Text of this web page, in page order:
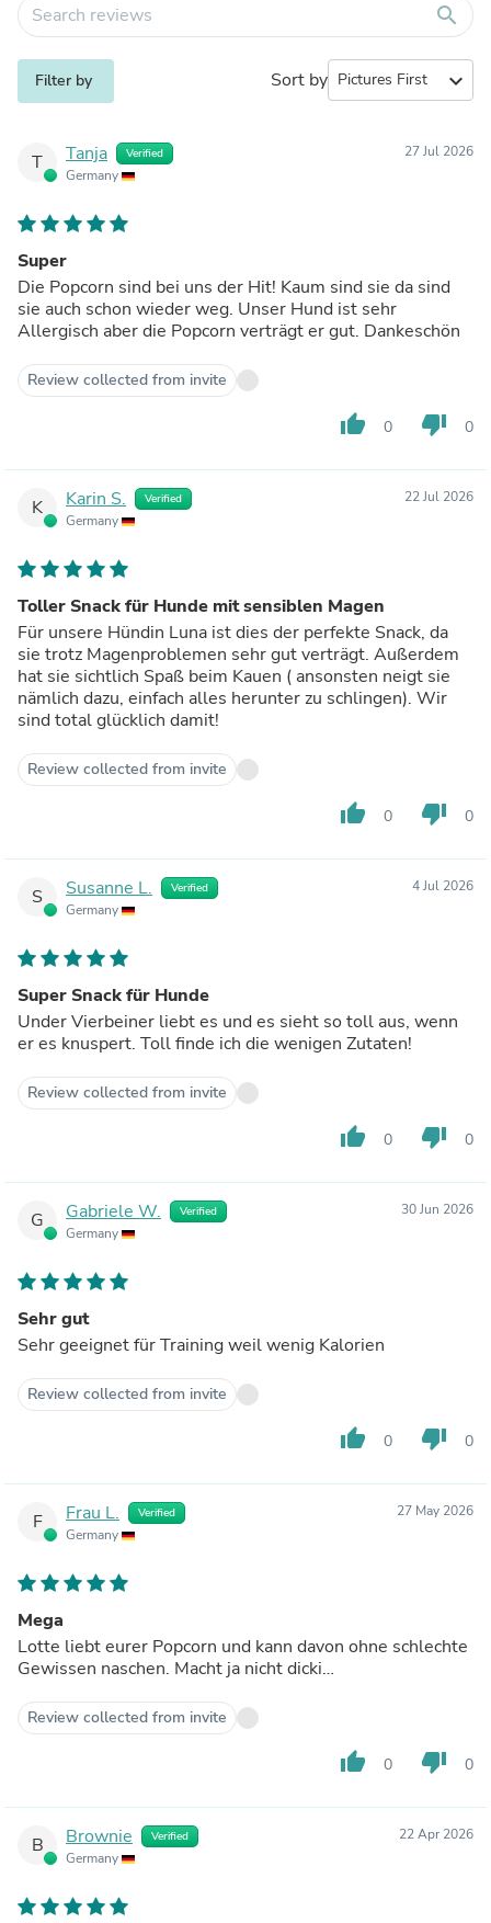
search
Filter by Sort by expand_more
T Tanja Verified
Germany
27 Jul 2026
Super
Die Popcorn sind bei uns der Hit! Kaum sind sie da sind
sie auch schon wieder weg. Unser Hund ist sehr
Allergisch aber die Popcorn verträgt er gut. Dankeschön
Review collected from invite
thumb_up 0 thumb_down 0
K Karin S. Verified
Germany
22 Jul 2026
Toller Snack für Hunde mit sensiblen Magen
Für unsere Hündin Luna ist dies der perfekte Snack, da
sie trotz Magenproblemen sehr gut verträgt. Außerdem
hat sie sichtlich Spaß beim Kauen ( ansonsten neigt sie
nämlich dazu, einfach alles herunter zu schlingen). Wir
sind total glücklich damit!
Review collected from invite
thumb_up 0 thumb_down 0
S Susanne L. Verified
Germany
4 Jul 2026
Super Snack für Hunde
Under Vierbeiner liebt es und es sieht so toll aus, wenn
er es knuspert. Toll finde ich die wenigen Zutaten!
Review collected from invite
thumb_up 0 thumb_down 0
G Gabriele W. Verified
Germany
30 Jun 2026
Sehr gut
Sehr geeignet für Training weil wenig Kalorien
Review collected from invite
thumb_up 0 thumb_down 0
F Frau L. Verified
Germany
27 May 2026
Mega
Lotte liebt eurer Popcorn und kann davon ohne schlechte
Gewissen naschen. Macht ja nicht dicki…
Review collected from invite
thumb_up 0 thumb_down 0
B Brownie Verified
Germany
22 Apr 2026